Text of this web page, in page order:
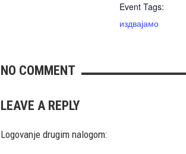
Event Tags:
издвајамо
NO COMMENT
LEAVE A REPLY
Logovanje drugim nalogom: